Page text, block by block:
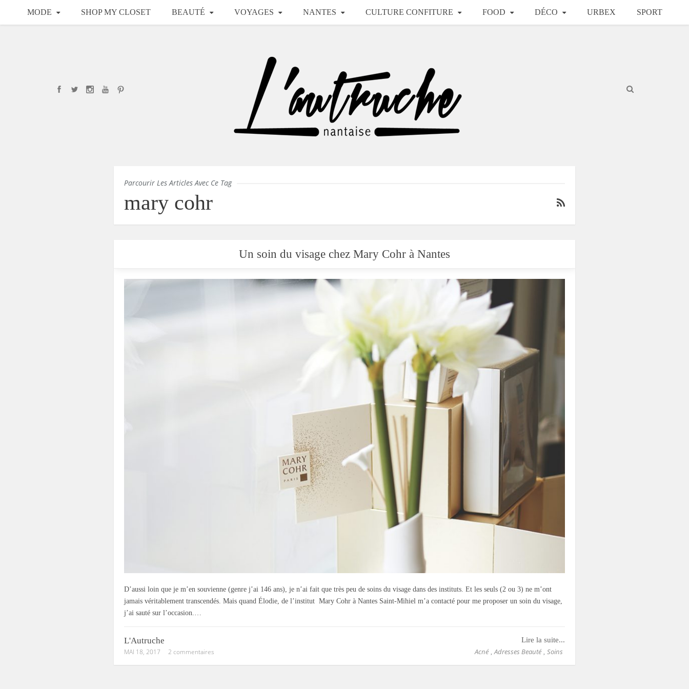
MODE SHOP MY CLOSET BEAUTÉ VOYAGES NANTES CULTURE CONFITURE FOOD DÉCO URBEX SPORT
Parcourir Les Articles Avec Ce Tag
mary cohr
Un soin du visage chez Mary Cohr à Nantes
D’aussi loin que je m’en souvienne (genre j’ai 146 ans), je n’ai fait que très peu de soins du visage dans des instituts. Et les seuls (2 ou 3) ne m’ont
jamais véritablement transcendés. Mais quand Élodie, de l’institut Mary Cohr à Nantes Saint-Mihiel m’a contacté pour me proposer un soin du visage,
j’ai sauté sur l’occasion.…
Lire la suite...
Acné Adresses Beauté Soins
L'Autruche
MAI 18, 2017 2 commentaires